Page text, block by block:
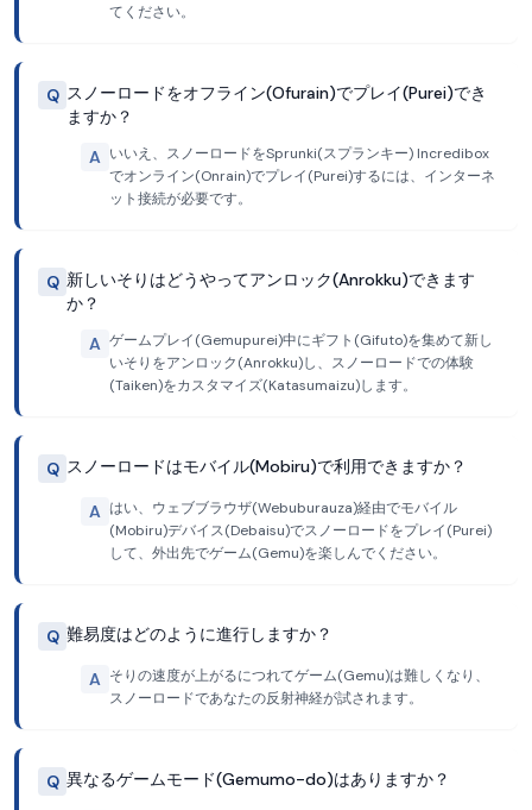
てください。
Q スノーロードをオフライン(Ofurain)でプレイ(Purei)でき
ますか？
A いいえ、スノーロードをSprunki(スプランキー) Incredibox
でオンライン(Onrain)でプレイ(Purei)するには、インターネ
ット接続が必要です。
Q 新しいそりはどうやってアンロック(Anrokku)できます
か？
A ゲームプレイ(Gemupurei)中にギフト(Gifuto)を集めて新し
いそりをアンロック(Anrokku)し、スノーロードでの体験
(Taiken)をカスタマイズ(Katasumaizu)します。
Q スノーロードはモバイル(Mobiru)で利用できますか？
A はい、ウェブブラウザ(Webuburauza)経由でモバイル
(Mobiru)デバイス(Debaisu)でスノーロードをプレイ(Purei)
して、外出先でゲーム(Gemu)を楽しんでください。
Q 難易度はどのように進行しますか？
A そりの速度が上がるにつれてゲーム(Gemu)は難しくなり、
スノーロードであなたの反射神経が試されます。
Q 異なるゲームモード(Gemumo-do)はありますか？